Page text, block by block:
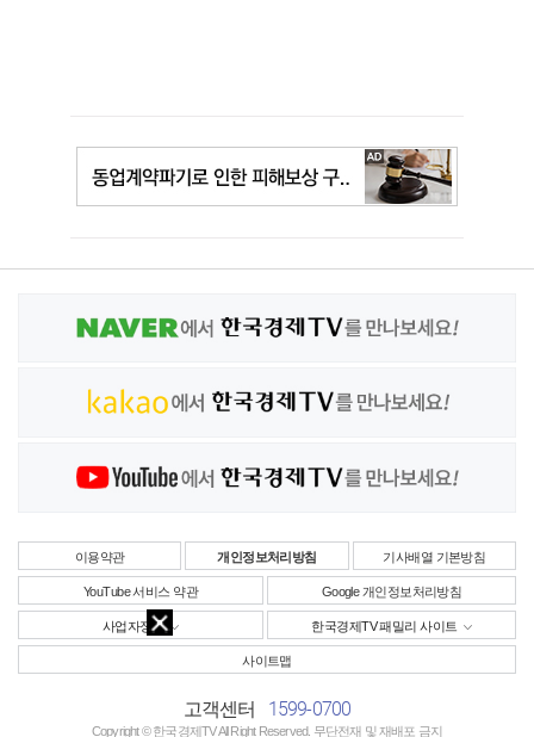
이용약관 개인정보처리방침 기사배열 기본방침
YouTube 서비스 약관 Google 개인정보처리방침
사업자정보 한국경제TV 패밀리 사이트
사이트맵
고객센터 1599-0700
Copyright © 한국경제TV All Right Reserved. 무단전재 및 재배포 금지